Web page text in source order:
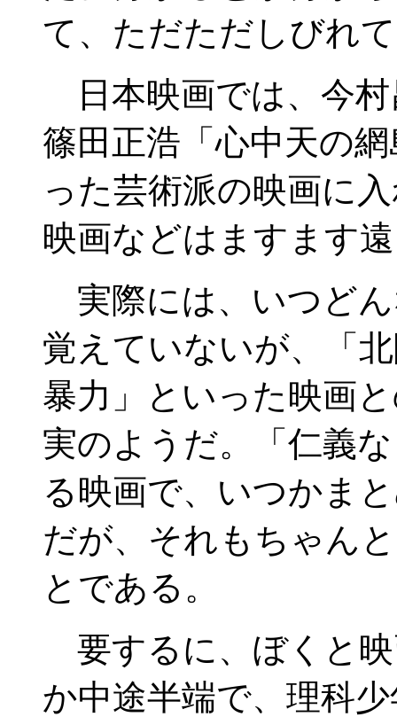
て、ただただしびれ
日本映画では、今村
篠田正浩「心中天の
った芸術派の映画に
映画などはますます
実際には、いつど
覚えていないが、「
暴力」といった映画
実のようだ。「仁義
る映画で、いつかま
だが、それもちゃん
とである。
要するに、ぼくと
か中途半端で、理科